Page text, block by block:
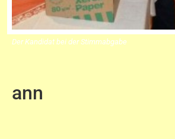
Der Kandidat bei der Stimmabgabe
ann